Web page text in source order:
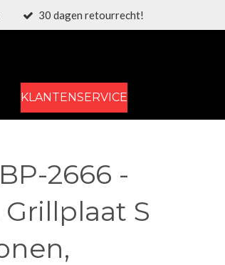
30 dagen retourrecht!
KLANTENSERVICE
2666 -
S